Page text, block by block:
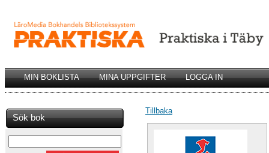
MIN BOKLISTA MINA UPPGIFTER LOGGA IN
Sök bok
Tillbaka